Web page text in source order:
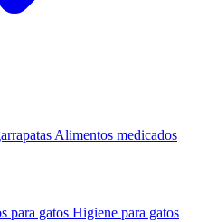
Alimentos medicados
para gatos Higiene para gatos